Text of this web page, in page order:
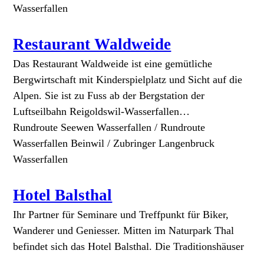
Wasserfallen
Restaurant Waldweide
Das Restaurant Waldweide ist eine gemütliche
Bergwirtschaft mit Kinderspielplatz und Sicht auf die
Alpen. Sie ist zu Fuss ab der Bergstation der
Luftseilbahn Reigoldswil-Wasserfallen…
Rundroute Seewen Wasserfallen / Rundroute
Wasserfallen Beinwil / Zubringer Langenbruck
Wasserfallen
Hotel Balsthal
Ihr Partner für Seminare und Treffpunkt für Biker,
Wanderer und Geniesser. Mitten im Naturpark Thal
befindet sich das Hotel Balsthal. Die Traditionshäuser